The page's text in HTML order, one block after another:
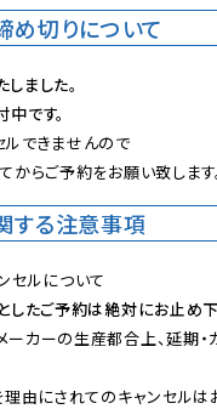
め切りについて
ました。
です。
できませんので
からご予約をお願い致します
する注意事項
したご予約は絶対にお止め下
カーの生産都合上、延期・
理由にされてのキャンセル